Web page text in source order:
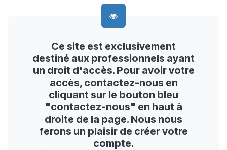
Ce site est exclusivement
destiné aux professionnels ayant
un droit d'accès. Pour avoir votre
accès, contactez-nous en
cliquant sur le bouton bleu
"contactez-nous" en haut à
droite de la page. Nous nous
ferons un plaisir de créer votre
compte.